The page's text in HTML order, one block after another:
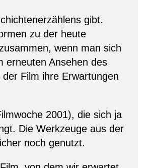
gibt.
zu der heute
wenn man sich
erneuten Ansehen des
Film ihre Erwartungen
2001), die sich ja
Die Werkzeuge aus der
noch genutzt.